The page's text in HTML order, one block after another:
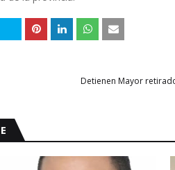
Detienen Mayor